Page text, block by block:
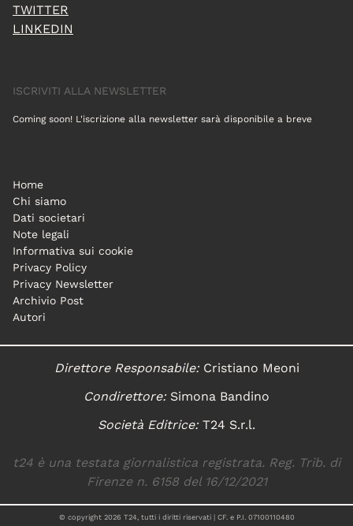
TWITTER
LINKEDIN
ISCRIVITI ALLA NEWSLETTER
Coming soon! L'iscrizione alla newsletter sarà disponibile a breve
Home
Chi siamo
Dati societari
Note legali
Informativa sui cookie
Privacy Policy
Privacy Newsletter
Archivio Post
Autori
Direttore Responsabile:Cristiano Meoni
Condirettore:Simona Bandino
Società Editrice:T24 S.r.l.
t24 è una testata giornalistica registrata. Reg. Trib. di
Firenze n. 6158 del 16/12/2021
© copyright 2026 T24, tutti i diritti riservati | CF. e P.I. 07100110480